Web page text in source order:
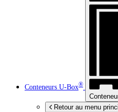
Conteneurs U-Box®
Retour au menu